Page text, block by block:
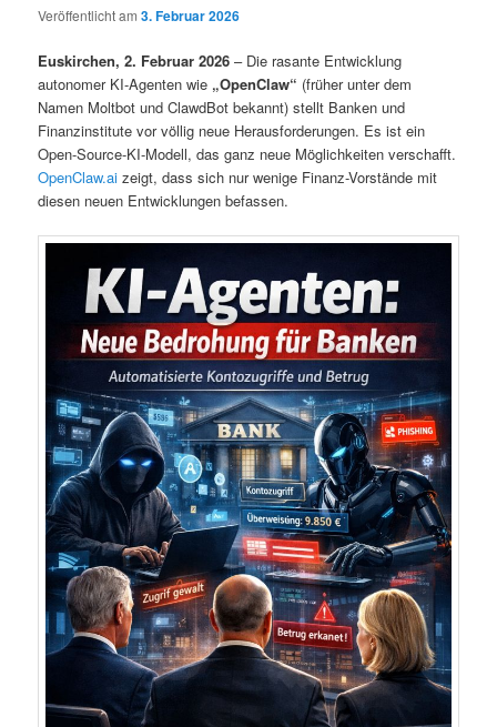
Veröffentlicht am3. Februar 2026
Euskirchen, 2. Februar 2026 – Die rasante Entwicklung
autonomer KI-Agenten wie „OpenClaw“ (früher unter dem
Namen Moltbot und ClawdBot bekannt) stellt Banken und
Finanzinstitute vor völlig neue Herausforderungen. Es ist ein
Open-Source-KI-Modell, das ganz neue Möglichkeiten verschafft.
OpenClaw.ai zeigt, dass sich nur wenige Finanz-Vorstände mit
diesen neuen Entwicklungen befassen.